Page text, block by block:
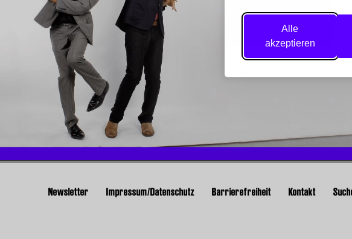
Alle
akzeptieren
Newsletter Impressum/Datenschutz Barrierefreiheit Kontakt